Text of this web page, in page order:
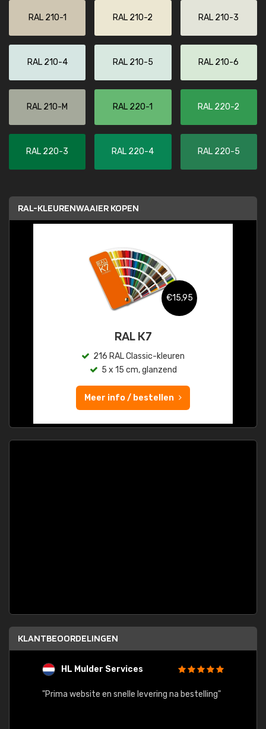
RAL 210-1 RAL 210-2 RAL 210-3
RAL 210-4 RAL 210-5 RAL 210-6
RAL 210-M RAL 220-1 RAL 220-2
RAL 220-3 RAL 220-4 RAL 220-5
RAL-KLEURENWAAIER KOPEN
€15,95
RAL K7
216 RAL Classic-kleuren
5 x 15 cm, glanzend
Meer info / bestellen
KLANTBEOORDELINGEN
HL Mulder Services
"Prima website en snelle levering na bestelling"